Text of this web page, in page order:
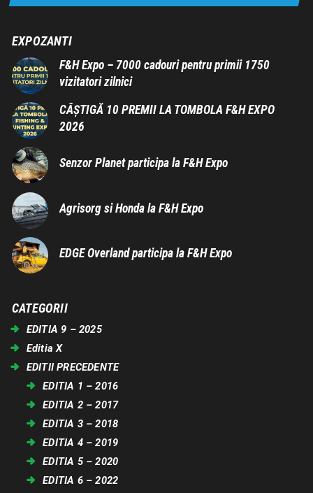
EXPOZANTI
F&H Expo – 7000 cadouri pentru primii 1750
vizitatori zilnici
CÂȘTIGĂ 10 PREMII LA TOMBOLA F&H EXPO
2026
Senzor Planet participa la F&H Expo
Agrisorg si Honda la F&H Expo
EDGE Overland participa la F&H Expo
CATEGORII
EDITIA 9 – 2025
Editia X
EDITII PRECEDENTE
EDITIA 1 – 2016
EDITIA 2 – 2017
EDITIA 3 – 2018
EDITIA 4 – 2019
EDITIA 5 – 2020
EDITIA 6 – 2022